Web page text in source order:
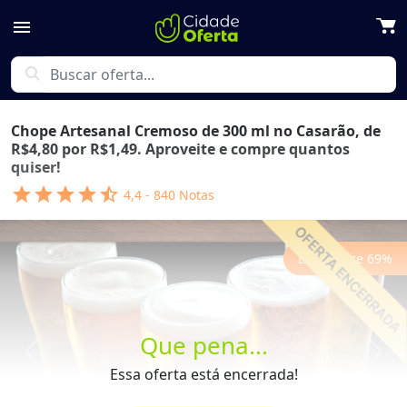
menu
search
Que pena...
Essa oferta está encerrada!
Chope Artesanal Cremoso de 300 ml no Casarão, de
R$4,80 por R$1,49. Aproveite e compre quantos
quiser!
starstarstarstarstar_half 4,4 - 840 Notas
Economize 69%